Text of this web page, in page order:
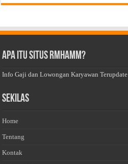
Apa Itu Situs Rmhamm?
Info Gaji dan Lowongan Karyawan Terupdate
Sekilas
Home
Tentang
Kontak